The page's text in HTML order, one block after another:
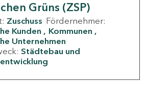
Grüns (ZSP)
Zuschuss Fördernehmer:
Kunden
Kommunen
Unternehmen
Städtebau und